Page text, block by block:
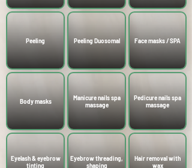
Peeling Peeling Duosomal Face masks / SPA
Body masks
Manicure nails spa
massage
Pedicure nails spa
massage
Eyelash & eyebrow
tinting
Eyebrow threading,
shaping
Hair removal with
wax